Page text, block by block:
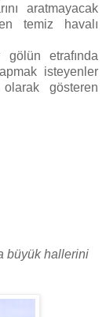
aratmayacak
temiz havalı
etrafında
isteyenler
gösteren
büyük hallerini